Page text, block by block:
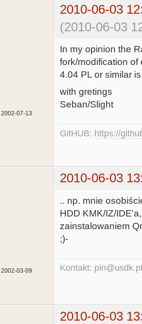
2010-06-03
(2010-06-03
2002-07-13
In my opinion the
fork/modification of
4.04 PL or similar
with gretings
Seban/Slight
GitHUB: https://
2010-06-03
2002-03-09
.. np. mnie
HDD KMK/IZ/
zainstalowaniem
;)-
Kontakt: pin@usdk.pl
2010-06-03